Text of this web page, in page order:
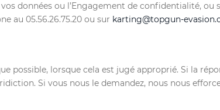
données ou l’Engagement de confidentialité,
au 05.56.26.75.20 ou sur karting@topgun-
lorsque cela est jugé approprié. Si la
Si vous nous le demandez, nous nous